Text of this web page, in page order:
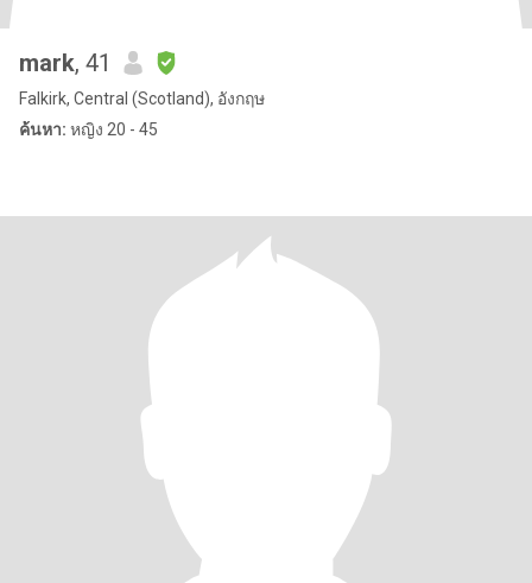
mark, 41
Falkirk, Central (Scotland), อังกฤษ
ค้นหา: หญิง 20 - 45